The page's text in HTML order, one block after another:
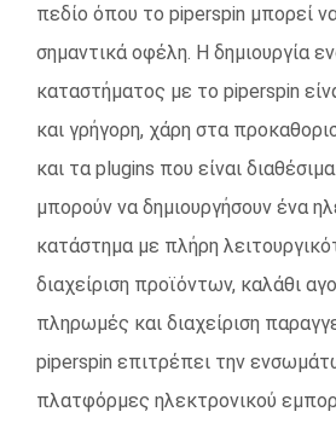
πεδίο όπου το piperspin μπορεί
σημαντικά οφέλη. Η δημιουργία
καταστήματος με το piperspin
και γρήγορη, χάρη στα
και τα plugins που είναι
μπορούν να δημιουργήσουν ένα
κατάστημα με πλήρη
διαχείριση προϊόντων, καλάθι
πληρωμές και διαχείριση
piperspin επιτρέπει την
πλατφόρμες ηλεκτρονικού